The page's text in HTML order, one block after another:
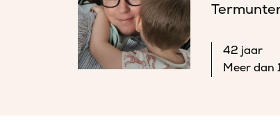
42 jaar
Meer dan